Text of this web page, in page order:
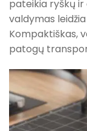
pateikia ryškų ir
valdymas
Kompaktiškas,
patogų